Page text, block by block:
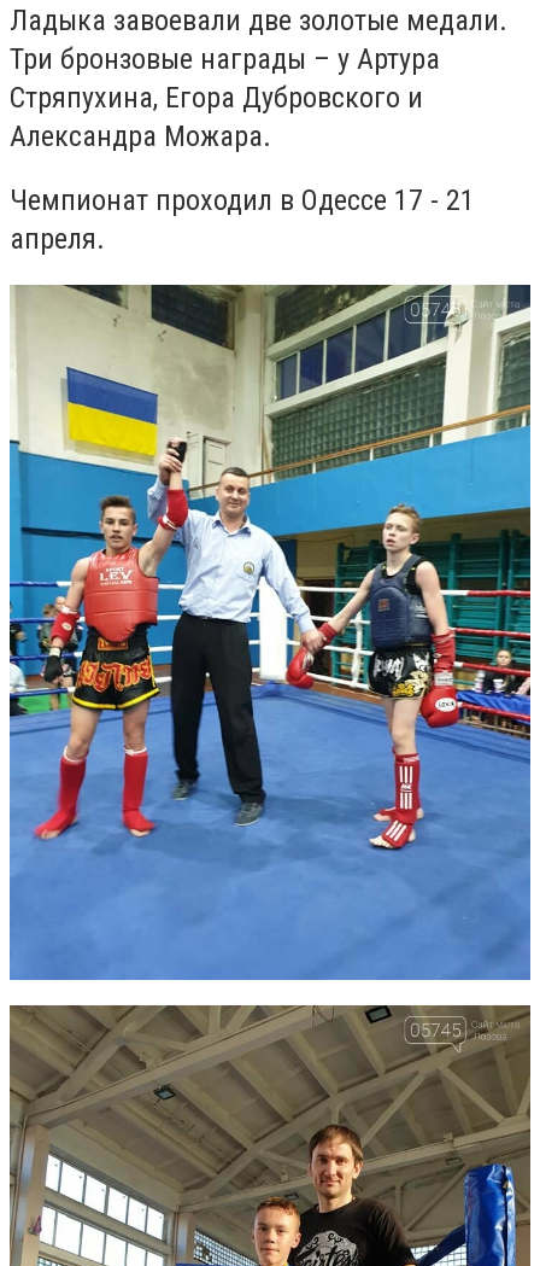
Ладыка завоевали две золотые медали.
Три бронзовые награды – у Артура
Стряпухина, Егора Дубровского и
Александра Можара.
Чемпионат проходил в Одессе 17 - 21
апреля.